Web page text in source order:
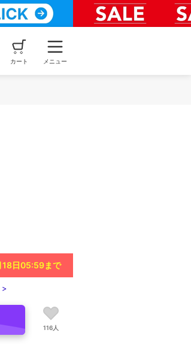
カート メニュー
18日05:59まで
>
116人